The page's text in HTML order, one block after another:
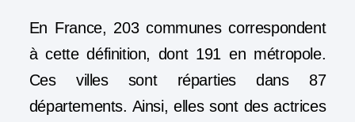
En France, 203 communes correspondent
à cette définition, dont 191 en métropole.
Ces villes sont réparties dans 87
départements. Ainsi, elles sont des actrices